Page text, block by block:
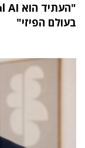
בעולם הפיזי"